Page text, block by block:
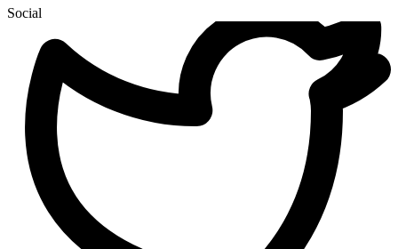
Social